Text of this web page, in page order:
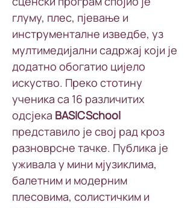
глуму, плес, пјевање и
инструменталне изведбе, уз
мултимедијални садржај који је
додатно обогатио цијело
искуство. Преко стотину
ученика са 16 различитих
одсјека BASICSchool
представило је свој рад кроз
разноврсне тачке. Публика је
уживала у мини мјузиклима,
балетним и модерним
плесовима, солистичким и